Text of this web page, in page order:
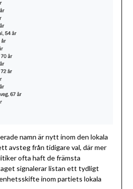
namn är nytt inom den lokala
avsteg från tidigare val, där mer
ofta haft de främsta
signalerar listan ett tydligt
inom partiets lokala